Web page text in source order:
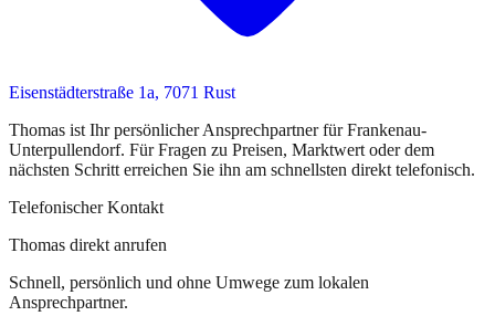
Eisenstädterstraße 1a, 7071 Rust
Thomas ist Ihr persönlicher Ansprechpartnerfür Frankenau-
Unterpullendorf. Für Fragen zu Preisen, Marktwert oder dem
nächsten Schritt erreichen Sie ihn am schnellsten direkt telefonisch.
Telefonischer Kontakt
Thomas direkt anrufen
Schnell, persönlich und ohne Umwege zum lokalen
Ansprechpartner.